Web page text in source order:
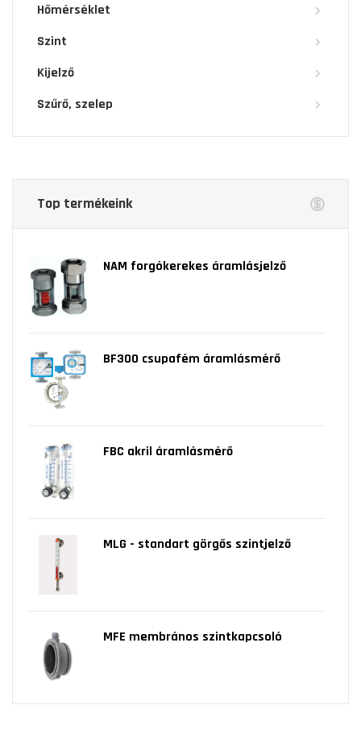
Hőmérséklet
Szint
Kijelző
Szűrő, szelep
Top termékeink
NAM forgókerekes áramlásjelző
BF300 csupafém áramlásmérő
FBC akril áramlásmérő
MLG - standart görgős szintjelző
MFE membrános szintkapcsoló